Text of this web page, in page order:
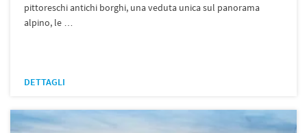
pittoreschi antichi borghi, una veduta unica sul panorama
alpino, le …
DETTAGLI